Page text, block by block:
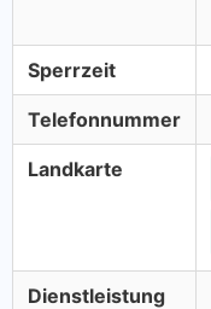
Sperrzeit
Telefonnummer
Landkarte
Dienstleistung